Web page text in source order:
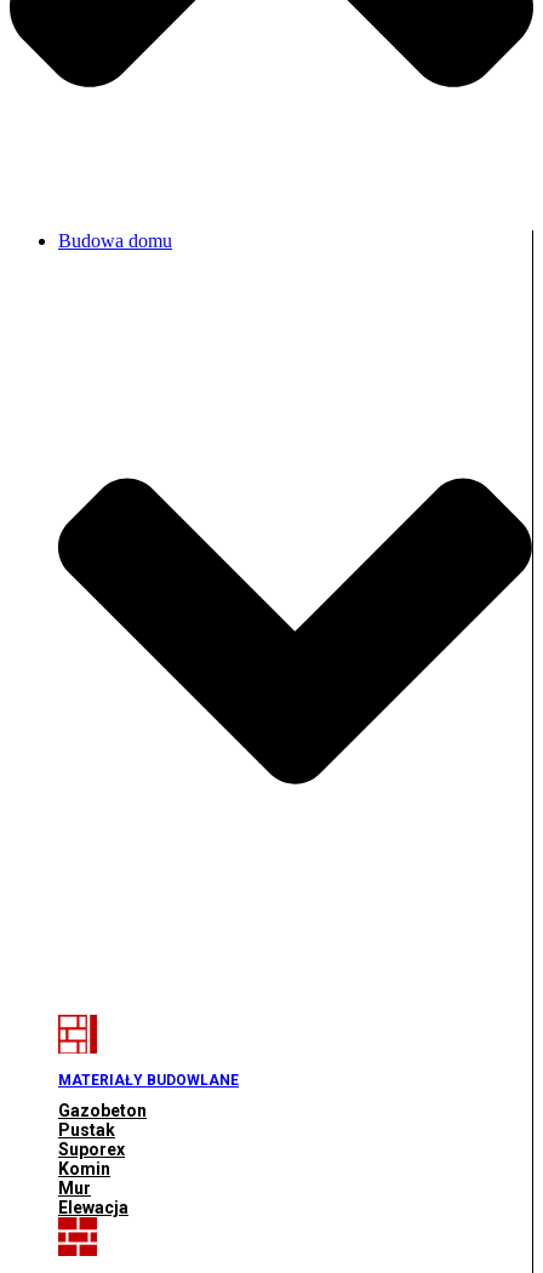
Budowa domu
MATERIAŁY BUDOWLANE
Gazobeton
Pustak
Suporex
Komin
Mur
Elewacja